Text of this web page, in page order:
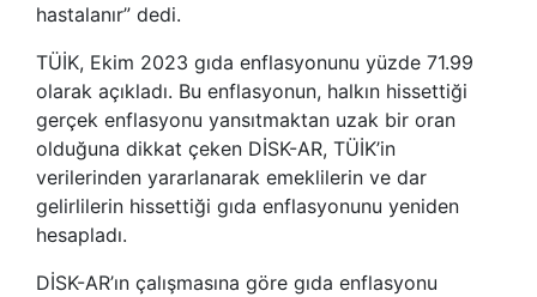
hastalanır” dedi.
TÜİK, Ekim 2023 gıda enflasyonunu yüzde 71.99
olarak açıkladı. Bu enflasyonun, halkın hissettiği
gerçek enflasyonu yansıtmaktan uzak bir oran
olduğuna dikkat çeken DİSK-AR, TÜİK’in
verilerinden yararlanarak emeklilerin ve dar
gelirlilerin hissettiği gıda enflasyonunu yeniden
hesapladı.
DİSK-AR’ın çalışmasına göre gıda enflasyonu